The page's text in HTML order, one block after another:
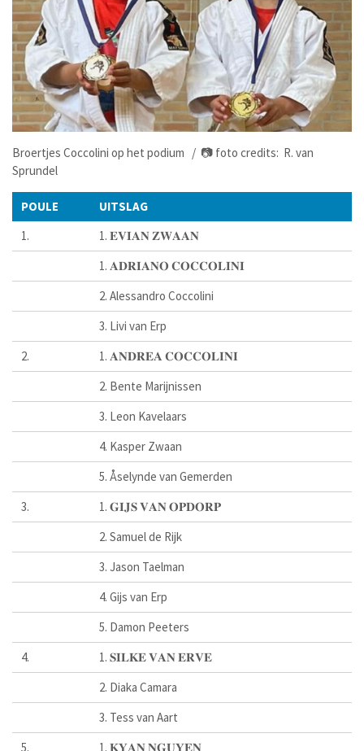
Broertjes Coccolini op het podium / 📷 foto credits: R. van
Sprundel
POULE
UITSLAG
1.
1. 𝐄𝐕𝐈𝐀𝐍 𝐙𝐖𝐀𝐀𝐍
1. 𝐀𝐃𝐑𝐈𝐀𝐍𝐎 𝐂𝐎𝐂𝐂𝐎𝐋𝐈𝐍𝐈
2. Alessandro Coccolini
3. Livi van Erp
2.
1. 𝐀𝐍𝐃𝐑𝐄𝐀 𝐂𝐎𝐂𝐂𝐎𝐋𝐈𝐍𝐈
2. Bente Marijnissen
3. Leon Kavelaars
4. Kasper Zwaan
5. Åselynde van Gemerden
3.
1. 𝐆𝐈𝐉𝐒 𝐕𝐀𝐍 𝐎𝐏𝐃𝐎𝐑𝐏
2. Samuel de Rijk
3. Jason Taelman
4. Gijs van Erp
5. Damon Peeters
4.
1. 𝐒𝐈𝐋𝐊𝐄 𝐕𝐀𝐍 𝐄𝐑𝐕𝐄
2. Diaka Camara
3. Tess van Aart
5.
1. 𝐊𝐘𝐀𝐍 𝐍𝐆𝐔𝐘𝐄𝐍